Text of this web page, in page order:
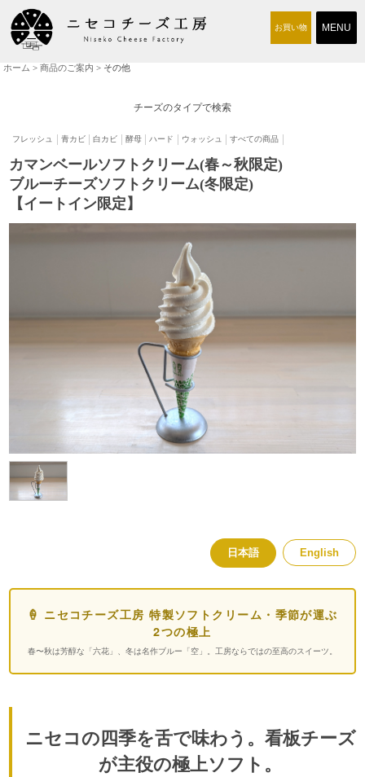
お買い物
商品のご案内
取り扱い店
交通アクセス
求人情報
お問い合わせ
ホーム >商品のご案内 > その他
チーズのタイプで検索
フレッシュ 青カビ 白カビ 酵母 ハード ウォッシュ すべての商品
カマンベールソフトクリーム(春～秋限定)
ブルーチーズソフトクリーム(冬限定)
【イートイン限定】
日本語 English
🍦 ニセコチーズ工房 特製ソフトクリーム・季節が運ぶ
2つの極上
春〜秋は芳醇な「六花」、冬は名作ブルー「空」。工房ならではの至高のスイーツ。
ニセコの四季を舌で味わう。看板チーズ
が主役の極上ソフト。